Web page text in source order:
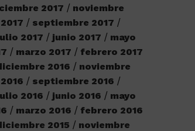
2017
noviembre
septiembre 2017
2017 junio 2017
mayo
marzo 2017
febrero 2017
2016
noviembre
septiembre 2016
2016 junio 2016
mayo
marzo 2016
febrero 2016
2015
noviembre